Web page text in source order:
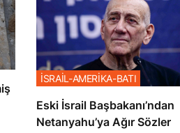
Eski İsrail Başbakanı’ndan
Netanyahu’ya Ağır Sözler
İSRAİL-AMERİKA-BATI